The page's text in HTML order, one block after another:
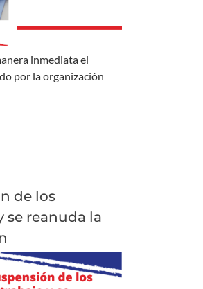
inmediata el
por la organización
de los
se reanuda la